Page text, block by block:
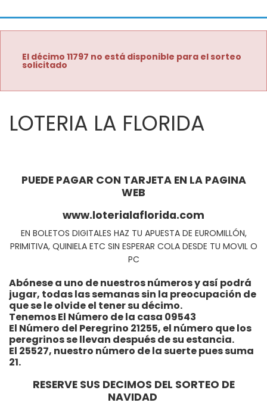
El décimo 11797 no está disponible para el sorteo
solicitado
LOTERIA LA FLORIDA
PUEDE PAGAR CON TARJETA EN LA PAGINA
WEB
www.loterialaflorida.com
EN BOLETOS DIGITALES HAZ TU APUESTA DE EUROMILLÓN,
PRIMITIVA, QUINIELA ETC SIN ESPERAR COLA DESDE TU MOVIL O
PC
Abónese a uno de nuestros números y así podrá
jugar, todas las semanas sin la preocupación de
que se le olvide el tener su décimo.
Tenemos El Número de la casa 09543
El Número del Peregrino 21255, el número que los
peregrinos se llevan después de su estancia.
El 25527, nuestro número de la suerte pues suma
21.
RESERVE SUS DECIMOS DEL SORTEO DE
NAVIDAD